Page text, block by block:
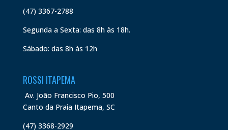
(47) 3367-2788
Segunda a Sexta: das 8h às 18h.
Sábado: das 8h às 12h
ROSSI ITAPEMA
Av. João Francisco Pio, 500
Canto da Praia Itapema, SC
(47) 3368-2929